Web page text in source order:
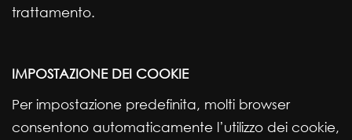
trattamento.
IMPOSTAZIONE DEI COOKIE
Per impostazione predefinita, molti browser
consentono automaticamente l’utilizzo dei cookie,